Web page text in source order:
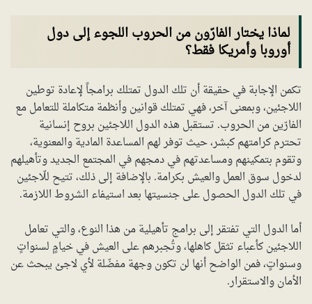
لماذا يختار الفارّون من الحروب اللجوء إلى دول
أوروبا وأمريكا فقط؟
تكمن الإجابة في حقيقة أن تلك الدول تمتلك برامجاً لإعادة توطين
اللاجئين، وبمعنى آخر، فهي تمتلك قوانين وأنظمة متكاملة للتعامل مع
الفارّين من الحروب. تستقبل هذه الدول اللاجئين بروح إنسانية
تحترم كرامتهم كبشر، حيث توفر لهم المساعدة المادية والمعنوية،
وتقوم بتمكينهم ومساعدتهم في دمجهم في المجتمع الجديد وتأهيلهم
لدخول سوق العمل والعيش بكرامة. بالإضافة إلى ذلك، تتيح للّاجئين
في تلك الدول الحصول على جنسيتها بعد استيفاء الشروط اللازمة.
أما الدول التي تفتقر إلى برامج تأهيلية من هذا النوع، والتي تعامل
اللاجئين كأعباء تثقل كاهلها، وتُجبرهم على العيش في خيامٍ لسنواتٍ
وسنواتٍ، فمن الواضح أنها لن تكون وجهة مفضّلة لأي لاجئ يبحث عن
الأمان والاستقرار.